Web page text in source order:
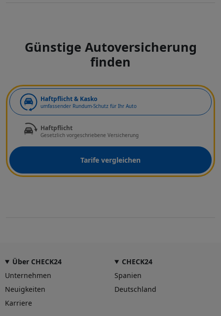
Günstige Autoversicherung
finden
Haftpflicht & Kasko
umfassender Rundum-Schutz für Ihr Auto
Haftpflicht
Gesetzlich vorgeschriebene Versicherung
Tarife vergleichen
Über CHECK24
Unternehmen
Neuigkeiten
Karriere
CHECK24
Spanien
Deutschland